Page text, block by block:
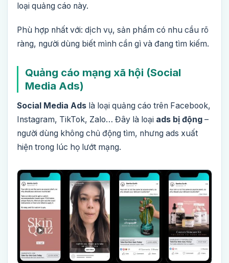
loại quảng cáo này.
Phù hợp nhất với: dịch vụ, sản phẩm có nhu cầu rõ
ràng, người dùng biết mình cần gì và đang tìm kiếm.
Quảng cáo mạng xã hội (Social
Media Ads)
Social Media Ads là loại quảng cáo trên Facebook,
Instagram, TikTok, Zalo… Đây là loại ads bị động –
người dùng không chủ động tìm, nhưng ads xuất
hiện trong lúc họ lướt mạng.